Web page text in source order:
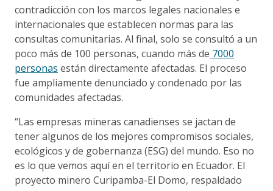
contradicción con los marcos legales nacionales e
internacionales que establecen normas para las
consultas comunitarias. Al final, solo se consultó a un
poco más de 100 personas, cuando más de 7000
personas están directamente afectadas. El proceso
fue ampliamente denunciado y condenado por las
comunidades afectadas.
“Las empresas mineras canadienses se jactan de
tener algunos de los mejores compromisos sociales,
ecológicos y de gobernanza (ESG) del mundo. Eso no
es lo que vemos aquí en el territorio en Ecuador. El
proyecto minero Curipamba-El Domo, respaldado